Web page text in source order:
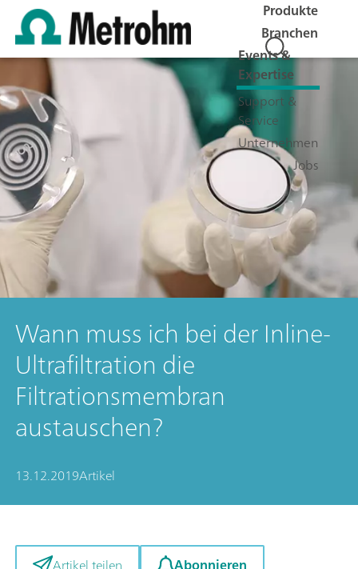
Produkte
Branchen
Events &
Expertise
Support &
Service
Unternehmen
Jobs
Wann muss ich bei der Inline-
Ultrafiltration die
Filtrationsmembran
austauschen?
13.12.2019Artikel